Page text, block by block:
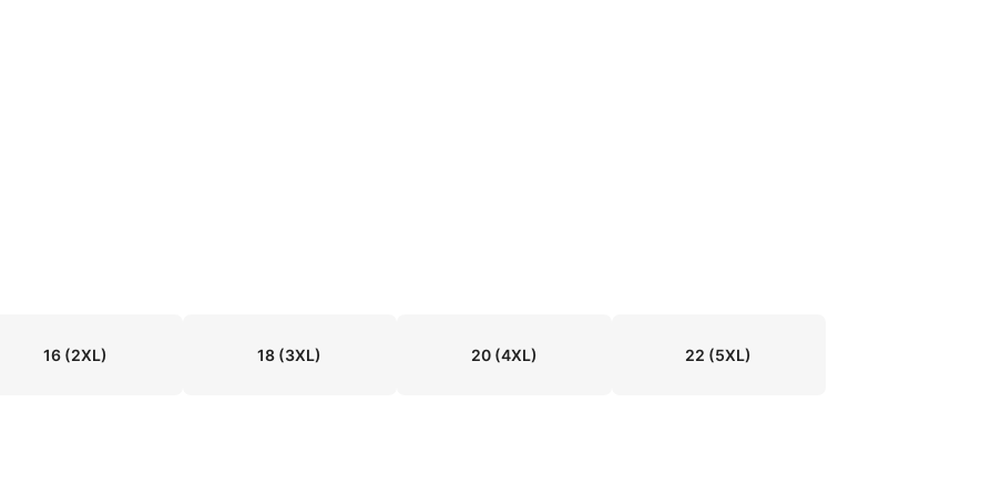
16(2XL) 18 (3XL) 20(4XL) 22 (5XL)